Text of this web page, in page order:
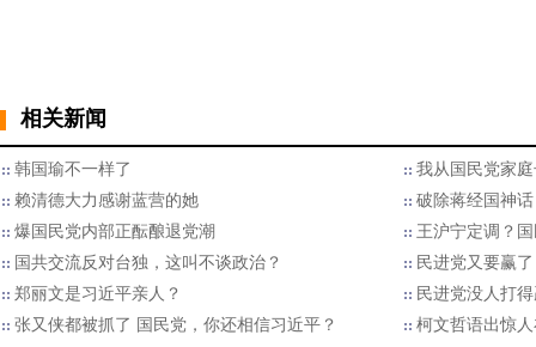
相关新闻
韩国瑜不一样了
我从国民党家
赖清德大力感谢蓝营的她
破除蒋经国神
爆国民党内部正酝酿退党潮
王沪宁定调？
国共交流反对台独，这叫不谈政治？
民进党又要赢
郑丽文是习近平亲人？
民进党没人打
张又侠都被抓了 国民党，你还相信习近平？
柯文哲语出惊